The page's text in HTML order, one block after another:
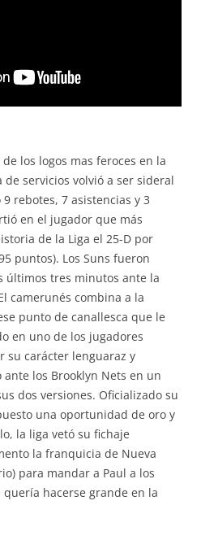
los logos mas feroces en la
de servicios volvió a ser sideral
rebotes, 7 asistencias y 3
en el jugador que más
de la Liga el 25-D por
puntos). Los Suns fueron
últimos tres minutos ante la
camerunés combina a la
punto de canallesca que le
en uno de los jugadores
su carácter lenguaraz y
los Brooklyn Nets en un
dos versiones. Oficializado su
una oportunidad de oro y
la liga vetó su fichaje
la franquicia de Nueva
para mandar a Paul a los
hacerse grande en la